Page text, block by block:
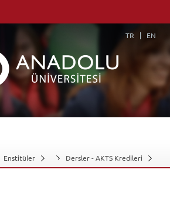
TR EN
Enstitüler
Dersler - AKTS Kredileri